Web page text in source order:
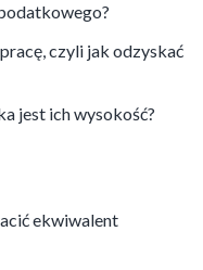
czyli jak odzyskać
jest ich wysokość?
ekwiwalent